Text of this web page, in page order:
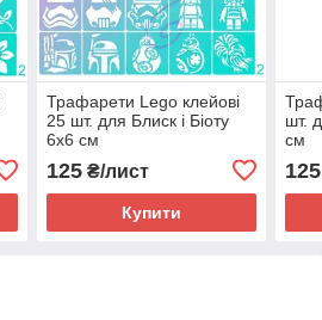
Трафарети Lego клейові
25 шт. для Блиск і Біоту
6х6 см
125₴/лист
Купити
шт.
см
125